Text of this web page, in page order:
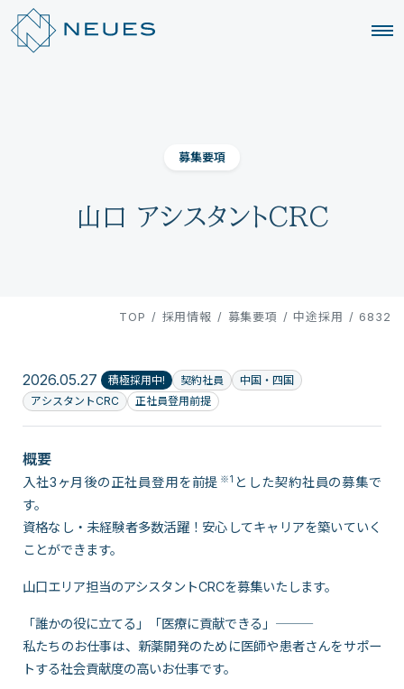
募集要項
山口 アシスタントCRC
TOP / 採用情報 / 募集要項 / 中途採用 / 6832
2026.05.27 積極採用中! 契約社員
中国・四国
アシスタントCRC
正社員登用前提
概要
入社3ヶ月後の正社員登用を前提 ※1 とした契約社員の募集で
す。
資格なし・未経験者多数活躍！安心してキャリアを築いていく
ことができます。
山口エリア担当のアシスタントCRCを募集いたします。
「誰かの役に立てる」「医療に貢献できる」―――
私たちのお仕事は、新薬開発のために医師や患者さんをサポー
トする社会貢献度の高いお仕事です。